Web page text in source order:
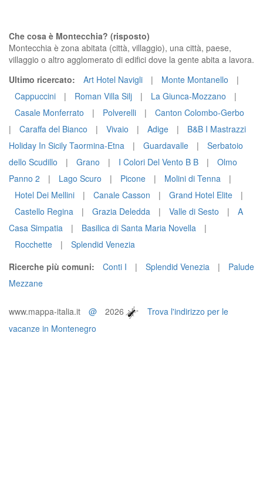
Che cosa è Montecchia? (risposto)
Montecchia è zona abitata (città, villaggio), una città, paese,
villaggio o altro agglomerato di edifici dove la gente abita a lavora.
Ultimo ricercato:
Art Hotel Navigli | Monte Montanello
|
Cappuccini
| Roman Villa Silj | La Giunca-Mozzano
|
Casale Monferrato
| Polverelli |
Canton Colombo-Gerbo
|
Caraffa del Bianco | Vivaio | Adige |
B&B I Mastrazzi
Holiday In Sicily Taormina-Etna
| Guardavalle |
Serbatoio
dello Scudillo
| Grano | I Colori Del Vento B B |
Olmo
Panno 2
| Lago Scuro | Picone | Molini di Tenna
|
Hotel Dei Mellini
| Canale Casson | Grand Hotel Elite
|
Castello Regina
| Grazia Deledda | Valle di Sesto |
A
Casa Simpatia
| Basilica di Santa Maria Novella
|
Rocchette
|
Splendid Venezia
Ricerche più comuni:
Conti I | Splendid Venezia |
Palude
Mezzane
www.mappa-italia.it @ 2026
Trova l'indirizzo per le
vacanze in Montenegro